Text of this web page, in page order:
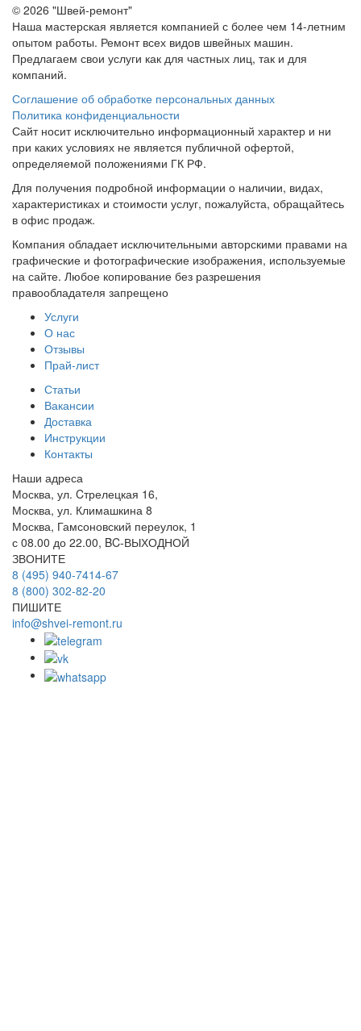
© 2026 "Швей-ремонт"
Наша мастерская является компанией с более чем 14-летним
опытом работы. Ремонт всех видов швейных машин.
Предлагаем свои услуги как для частных лиц, так и для
компаний.
Соглашение об обработке персональных данных
Политика конфиденциальности
Сайт носит исключительно информационный характер и ни
при каких условиях не является публичной офертой,
определяемой положениями ГК РФ.
Для получения подробной информации о наличии, видах,
характеристиках и стоимости услуг, пожалуйста, обращайтесь
в офис продаж.
Компания обладает исключительными авторскими правами на
графические и фотографические изображения, используемые
на сайте. Любое копирование без разрешения
правообладателя запрещено
Услуги
О нас
Отзывы
Прай-лист
Статьи
Вакансии
Доставка
Инструкции
Контакты
Наши адреса
Москва, ул. Cтрелецкая 16,
Москва, ул. Климашкина 8
Москва, Гамсоновский переулок, 1
с 08.00 до 22.00, BC-ВЫХОДНОЙ
ЗВОНИТЕ
8 (495) 940-7414-67
8 (800) 302-82-20
ПИШИТЕ
info@shvei-remont.ru